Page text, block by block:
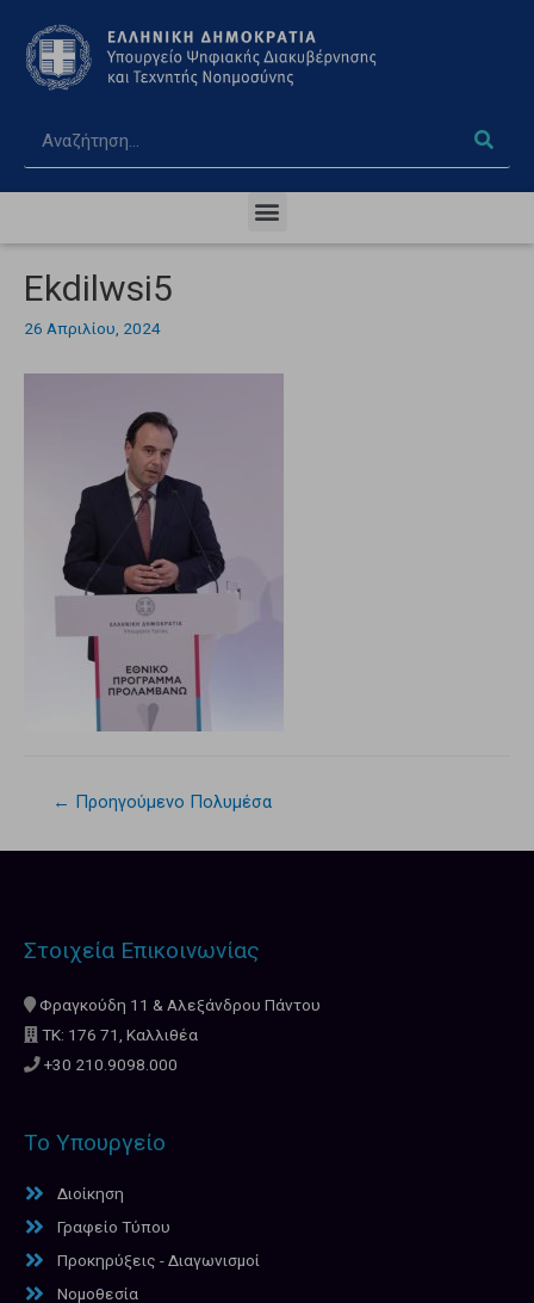
Ekdilwsi5
26 Απριλίου, 2024
← Προηγούμενο Πολυμέσα
Στοιχεία Επικοινωνίας
Φραγκούδη 11 & Αλεξάνδρου Πάντου
ΤΚ: 176 71, Καλλιθέα
+30 210.9098.000
Το Υπουργείο
Διοίκηση
Γραφείο Τύπου
Προκηρύξεις - Διαγωνισμοί
Νομοθεσία